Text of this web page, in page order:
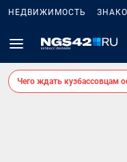
НЕДВИЖИМОСТЬ
Чего ждать кузбассовцам